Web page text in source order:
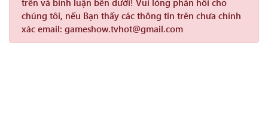
trên và bình luận bên dưới! Vui lòng phản hồi cho
chúng tôi, nếu Bạn thấy các thông tin trên chưa chính
xác email: gameshow.tvhot@gmail.com